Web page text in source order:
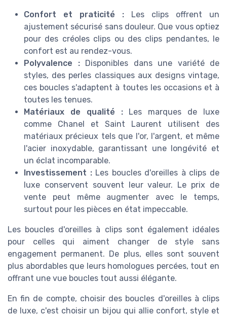
Confort et praticité : Les clips offrent un
ajustement sécurisé sans douleur. Que vous optiez
pour des créoles clips ou des clips pendantes, le
confort est au rendez-vous.
Polyvalence :Disponibles dans une variété de
styles, des perles classiques aux designs vintage,
ces boucles s'adaptent à toutes les occasions et à
toutes les tenues.
Matériaux de qualité :Les marques de luxe
comme Chanel et Saint Laurent utilisent des
matériaux précieux tels que l'or, l'argent, et même
l'acier inoxydable, garantissant une longévité et
un éclat incomparable.
Investissement :Les boucles d'oreilles à clips de
luxe conservent souvent leur valeur. Le prix de
vente peut même augmenter avec le temps,
surtout pour les pièces en état impeccable.
Les boucles d'oreilles à clips sont également idéales
pour celles qui aiment changer de style sans
engagement permanent. De plus, elles sont souvent
plus abordables que leurs homologues percées, tout en
offrant une vue boucles tout aussi élégante.
En fin de compte, choisir des boucles d'oreilles à clips
de luxe, c'est choisir un bijou qui allie confort, style et